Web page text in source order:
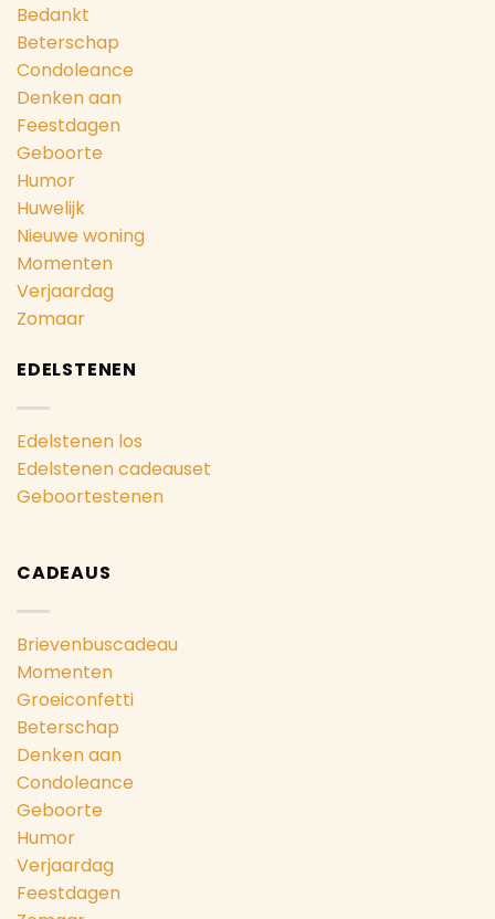
Bedankt
Beterschap
Condoleance
Denken aan
Feestdagen
Geboorte
Humor
Huwelijk
Nieuwe woning
Momenten
Verjaardag
Zomaar
EDELSTENEN
Edelstenen los
Edelstenen cadeauset
Geboortestenen
CADEAUS
Brievenbuscadeau
Momenten
Groeiconfetti
Beterschap
Denken aan
Condoleance
Geboorte
Humor
Verjaardag
Feestdagen